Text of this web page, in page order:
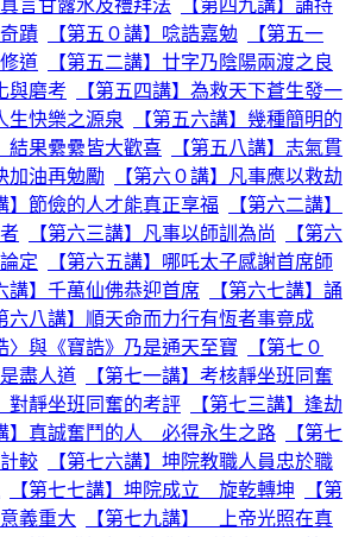
言甘露水及禮拜法
【第四九講】誦持
蹟
【第五０講】唸誥嘉勉
【第五一
道
【第五二講】廿字乃陰陽兩渡之良
與磨考
【第五四講】為救天下蒼生發一
生快樂之源泉
【第五六講】幾種簡明的
結果纍纍皆大歡喜
【第五八講】志氣貫
加油再勉勵
【第六０講】凡事應以救劫
】節儉的人才能真正享福
【第六二講】
【第六三講】凡事以師訓為尚
【第六
定
【第六五講】哪吒太子感謝首席師
講】千萬仙佛恭迎首席
【第六七講】誦
六八講】順天命而力行有恆者事竟成
〉與《寶誥》乃是通天至寶
【第七０
盡人道
【第七一講】考核靜坐班同奮
對靜坐班同奮的考評
【第七三講】逢劫
】真誠奮鬥的人 必得永生之路
【第七
較
【第七六講】坤院教職人員忠於職
【第七七講】坤院成立 旋乾轉坤
【第
義重大
【第七九講】 上帝光照在真